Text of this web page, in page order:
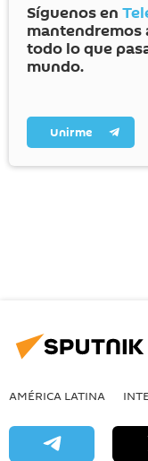
Síguenos en
mantendremos
todo lo que
mundo.
Unirme
AMÉRICA LATINA